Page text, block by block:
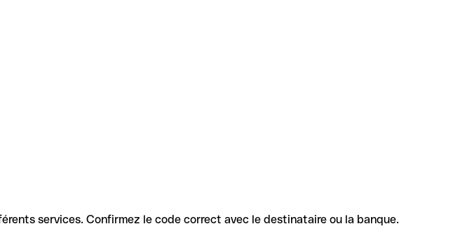
services. Confirmez le code correct avec le destinataire ou la banque.